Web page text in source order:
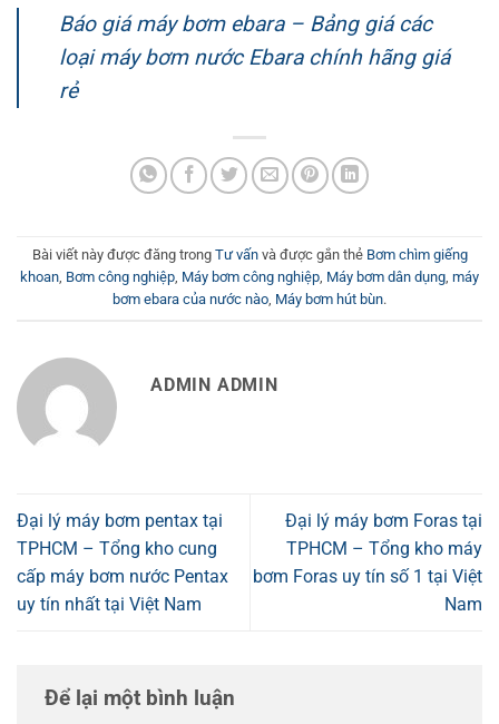
Báo giá máy bơm ebara – Bảng giá các
loại máy bơm nước Ebara chính hãng giá
rẻ
Bài viết này được đăng trong Tư vấnvà được gắn thẻ Bơm chìm giếng
khoan Bơm công nghiệp Máy bơm công nghiệp Máy bơm dân dụng máy
bơm ebara của nước nào Máy bơm hút bùn.
ADMIN ADMIN
Đại lý máy bơm pentax tại
TPHCM – Tổng kho cung
cấp máy bơm nước Pentax
uy tín nhất tại Việt Nam
Đại lý máy bơm Foras tại
TPHCM – Tổng kho máy
bơm Foras uy tín số 1 tại Việt
Nam
Để lại một bình luận